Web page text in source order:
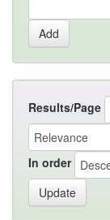
Results/Page
In order